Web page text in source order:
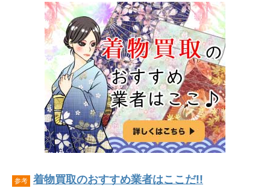
参考 着物買取のおすすめ業者はここだ!!